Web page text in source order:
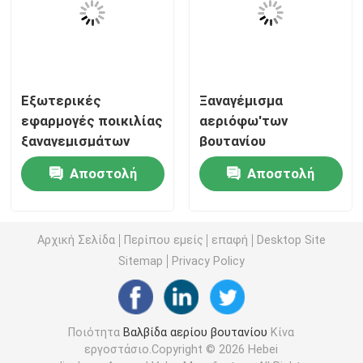
Βαλβίδα επαναπλήρωσης αναπτήρα αερίου
βαλβίδα αναπτήρα αερίου βουτανίου
Δοχείο αερίου βουτανίου
Βαλβίδα ενεργοποίησης MDF
Βαλβίδα χρωμάτων ψεκασμού
Βαλβίδα καθαρισμού του καρμπυρατήρα
Εξωτερικές
εφαρμογές ποικιλίας
ξαναγεμισμάτων
αεριόφω'των
βουτανίουΑποστολή
Ξαναγέμισμα
αεριόφω'των
βουτανίου
μπουκαλιών της PET
απόδειξης διαρροής
Αποστολή
Αρχική Σελίδα Περίπου εμείς επαφή
Desktop Site
Sitemap
Privacy Policy
Ποιότητα Βαλβίδα αερίου βουτανίου Κίνα
εργοστάσιο.Copyright © 2026 Hebei